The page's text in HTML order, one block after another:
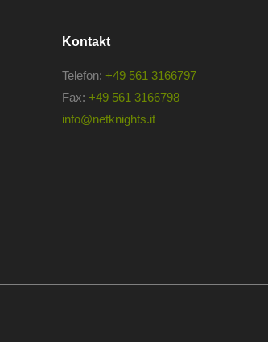
Kontakt
Telefon: +49 561 3166797
Fax: +49 561 3166798
info@netknights.it